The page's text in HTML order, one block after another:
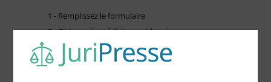
1 - Remplissez le formulaire
2 - Obtenez immédiatement le prix
3 - Réglez et recevez par mail votre attestation